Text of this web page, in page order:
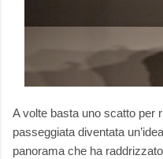
A volte basta uno scatto per
passeggiata diventata
panorama che ha